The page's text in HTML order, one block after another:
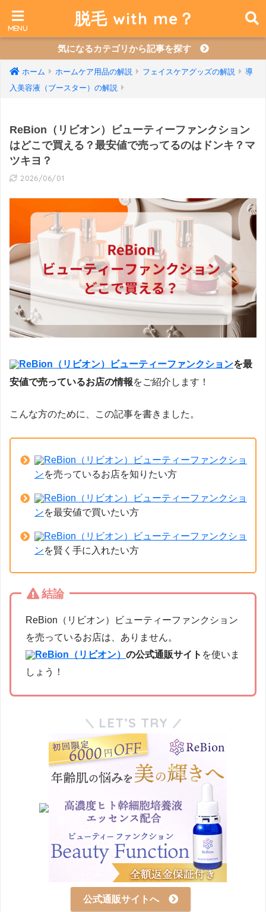
脱毛 with me？
気になるカテゴリから記事を探す
ホーム ホームケア用品の解説 フェイスケアグッズの解説
導
入美容液（ブースター）の解説
ReBion（リビオン）ビューティーファンクション
はどこで買える？最安値で売ってるのはドンキ？マ
ツキヨ？
2026/06/01
ReBion（リビオン）ビューティーファンクションを最
安値で売っているお店の情報をご紹介します！
こんな方のために、この記事を書きました。
ReBion（リビオン）ビューティーファンクショ
ンを売っているお店を知りたい方
ReBion（リビオン）ビューティーファンクショ
ンを最安値で買いたい方
ReBion（リビオン）ビューティーファンクショ
ンを賢く手に入れたい方
結論
ReBion（リビオン）ビューティーファンクション
を売っているお店は、ありません。
ReBion（リビオン） の公式通販サイト を使いま
しょう！
LET’S TRY
公式通販サイトへ